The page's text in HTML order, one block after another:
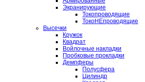
Экранирующие
Токопроводящие
ТокоНЕпроводящие
Высечки
Кружок
Квадрат
Войлочные накладки
Пробковые прокладки
Демпферы
Полусфера
Цилиндр